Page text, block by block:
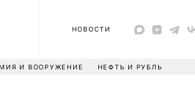
НОВОСТИ
И ВООРУЖЕНИЕ НЕФТЬ И РУБЛЬ